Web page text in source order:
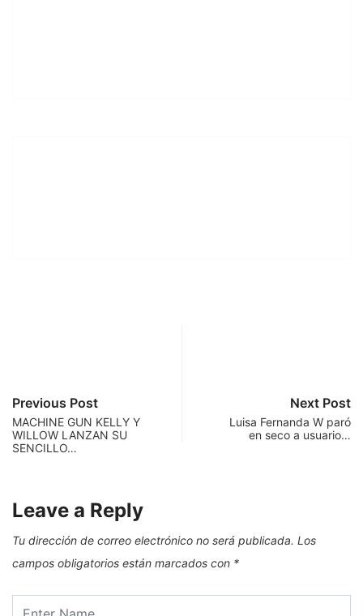
Previous Post
MACHINE GUN KELLY Y
WILLOW LANZAN SU
SENCILLO…
Next Post
Luisa Fernanda W paró
en seco a usuario…
Leave a Reply
Tu dirección de correo electrónico no será publicada. Los
campos obligatorios están marcados con *